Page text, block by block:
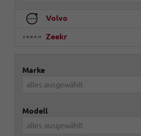
Volvo
Zeekr
Marke
alles ausgewählt
Modell
alles ausgewählt